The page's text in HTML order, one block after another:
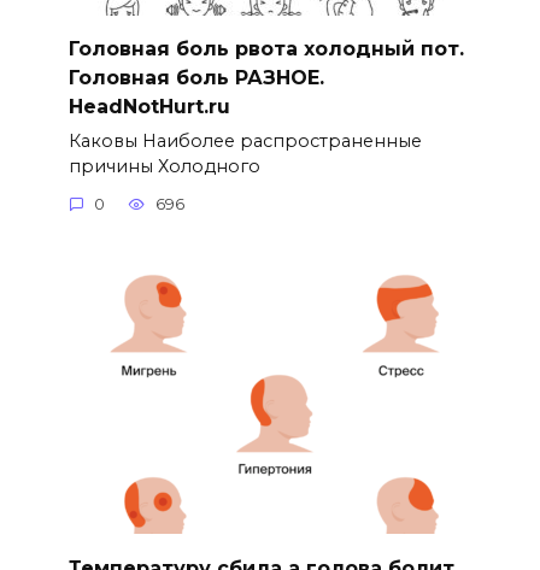
Головная боль рвота холодный пот.
Головная боль РАЗНОЕ.
HeadNotHurt.ru
Каковы Наиболее распространенные
причины Холодного
0 696